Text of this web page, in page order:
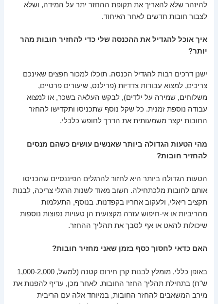
להיזהר שלא להאריך את תקופת ההחזר יתר על המידה, ושלא
לצבור חובות חדשים לאחר האיחוד.
איך אוכל להגדיל את ההכנסה שלי כדי להחזיר חובות מהר
יותר?
ישנן דרכים רבות להגדיל הכנסה. תוכלו למכור חפצים שאינכם
צריכים, למצוא עבודות צדדיות (פרילנס, שיעורים פרטיים,
משלוחים, שמירה על ילדים), לבקש העלאה בשכר, או למצוא
עבודה נוספת זמנית. כל שקל נוסף שתכניסו ותקדישו להחזר
החובות יקצר משמעותית את הדרך לחופש כלכלי.
מהי הטעות הגדולה ביותר שאנשים עושים כשהם מנסים
להחזיר חובות?
הטעות הגדולה ביותר היא לחזור להרגלים הפיננסיים שהכניסו
אותם לחובות מלכתחילה. חשוב מאוד לשנות הרגלי צריכה, לבנות
תקציב ריאלי, ולעקוב אחריו בקפדנות. בנוסף, התעלמות
מהריביות או אי-חיפוש עזרה מקצועית הן טעויות נפוצות נוספות
שיכולות להאט או אף לסבך את תהליך ההחזר.
האם כדאי לחסוך כסף בזמן שאני מחזיר חובות?
באופן כללי, מומלץ לבנות קרן חירום קטנה (למשל, 1,000-2,000
ש"ח) בתחילת תהליך החזר החובות. לאחר מכן, עדיף להפנות את
מירב המשאבים להחזר החובות, במיוחד אלה עם הריבית